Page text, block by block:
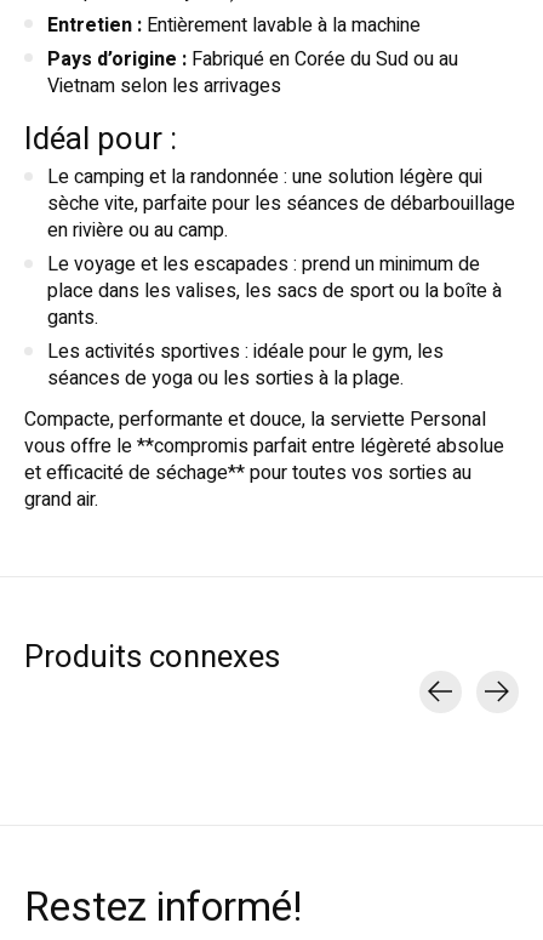
Entretien : Entièrement lavable à la machine
Pays d’origine : Fabriqué en Corée du Sud ou au
Vietnam selon les arrivages
Idéal pour :
Le camping et la randonnée : une solution légère qui
sèche vite, parfaite pour les séances de débarbouillage
en rivière ou au camp.
Le voyage et les escapades : prend un minimum de
place dans les valises, les sacs de sport ou la boîte à
gants.
Les activités sportives : idéale pour le gym, les
séances de yoga ou les sorties à la plage.
Compacte, performante et douce, la serviette Personal
vous offre le **compromis parfait entre légèreté absolue
et efficacité de séchage** pour toutes vos sorties au
grand air.
Produits connexes
Restez informé!